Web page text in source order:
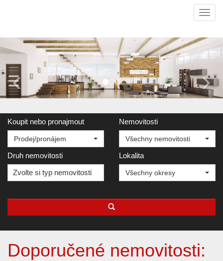
‹ ›
Koupit nebo pronajmout
Prodej/pronájem
Nemovitosti
Všechny nemovitosti
Druh nemovitosti
Zvolte si typ nemovitosti
Lokalita
Všechny okresy
Doporučené nemovitosti: